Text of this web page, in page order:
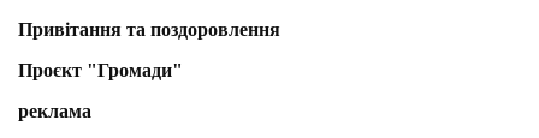
Привітання та поздоровлення
Проєкт "Громади"
реклама